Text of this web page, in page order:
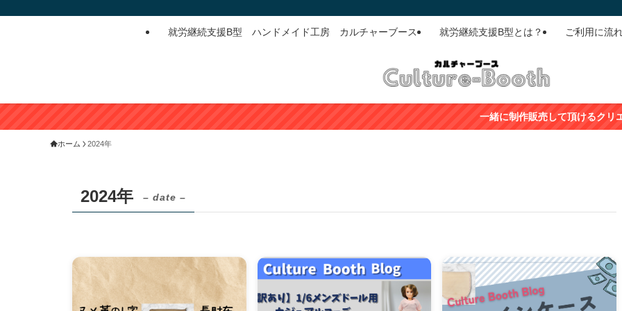
就労継続支援B型 ハンドメイド工房 カルチャーブース 就労継続支援B型とは？ ご利用に流
一緒に制作販売して頂けるクリエイターさん（利
ホーム 2024年
2024年 – date –